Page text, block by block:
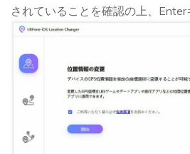
されていることを確認の上、Enter